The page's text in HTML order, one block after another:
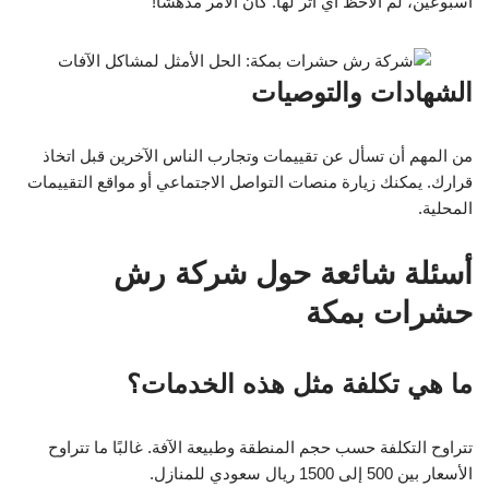
الشهادات والتوصيات
من المهم أن تسأل عن تقييمات وتجارب الناس الآخرين قبل اتخاذ
قرارك. يمكنك زيارة منصات التواصل الاجتماعي أو مواقع التقييمات
المحلية.
أسئلة شائعة حول شركة رش
حشرات بمكة
ما هي تكلفة مثل هذه الخدمات؟
تتراوح التكلفة حسب حجم المنطقة وطبيعة الآفة. غالبًا ما تتراوح
الأسعار بين 500 إلى 1500 ريال سعودي للمنازل.